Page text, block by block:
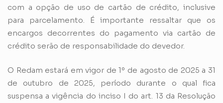
com a opção de uso de cartão de crédito, inclusive
para parcelamento. É importante ressaltar que os
encargos decorrentes do pagamento via cartão de
crédito serão de responsabilidade do devedor.
O Redam estará em vigor de 1º de agosto de 2025 a 31
de outubro de 2025, período durante o qual fica
suspensa a vigência do inciso I do art. 13 da Resolução